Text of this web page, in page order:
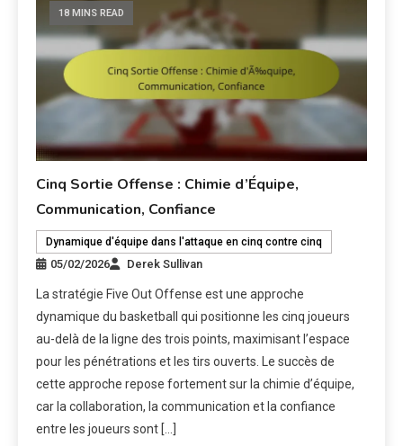
18 MINS READ
Cinq Sortie Offense : Chimie d’Équipe,
Communication, Confiance
Dynamique d'équipe dans l'attaque en cinq contre cinq
05/02/2026 Derek Sullivan
La stratégie Five Out Offense est une approche
dynamique du basketball qui positionne les cinq joueurs
au-delà de la ligne des trois points, maximisant l’espace
pour les pénétrations et les tirs ouverts. Le succès de
cette approche repose fortement sur la chimie d’équipe,
car la collaboration, la communication et la confiance
entre les joueurs sont […]